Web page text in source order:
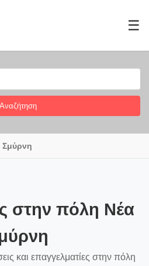
☰
Αναζήτηση
Σμύρνη
στην πόλη Νέα
και επαγγελματίες στην πόλη